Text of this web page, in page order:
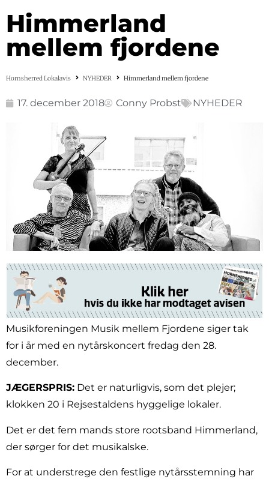
Himmerland
mellem fjordene
Hornsherred Lokalavis NYHEDER Himmerland mellem fjordene
17. december 2018 Conny Probst NYHEDER
Musikforeningen Musik mellem Fjordene siger tak
for i år med en nytårskoncert fredag den 28.
december.
JÆGERSPRIS: Det er naturligvis, som det plejer;
klokken 20 i Rejsestaldens hyggelige lokaler.
Det er det fem mands store rootsband Himmerland,
der sørger for det musikalske.
For at understrege den festlige nytårsstemning har